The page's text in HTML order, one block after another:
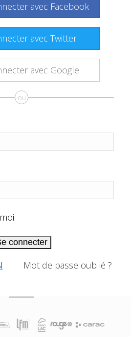
avec Facebook
avec Twitter
avec Google
ou
connecter
Mot de passe oublié ?